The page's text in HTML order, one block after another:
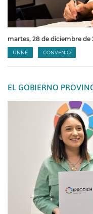
martes, 28 de diciembre de
UNNE CONVENIO